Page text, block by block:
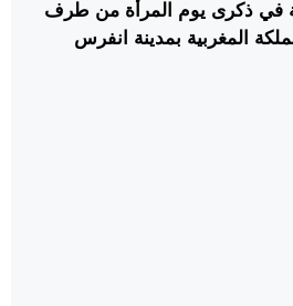
في ذكرى يوم المرأة من طرف
المغربية بمدينة انفرس